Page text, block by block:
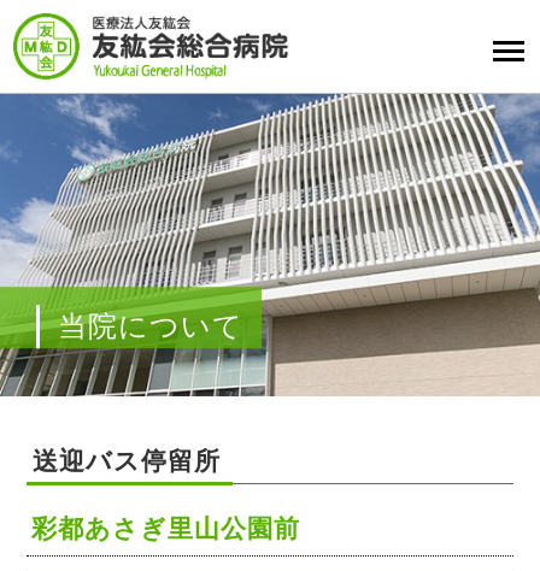
当院について
送迎バス停留所
彩都あさぎ里山公園前